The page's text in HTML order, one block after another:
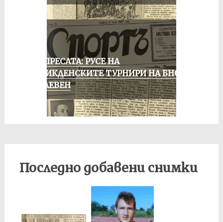
ОТ ПРЕСАТА: РУСЕ НА
ВЕЛИКДЕНСКИТЕ ТУРНИРИ НА БНСФ
В ПЛЕВЕН
Последно добавени снимки